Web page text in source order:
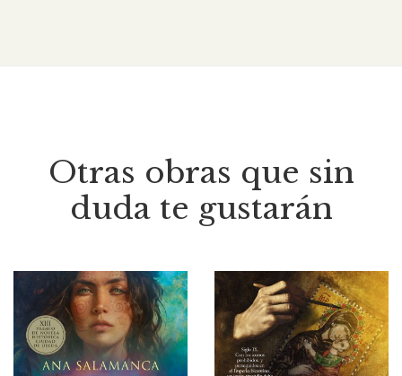
Otras obras que sin
duda te gustarán